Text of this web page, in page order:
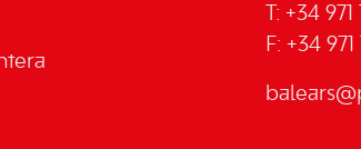
T: +34
F: +34